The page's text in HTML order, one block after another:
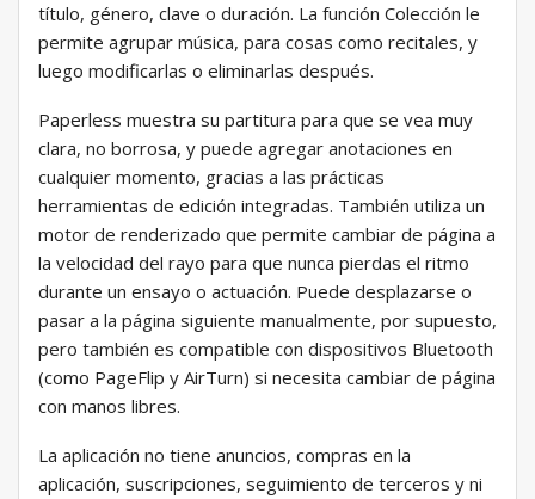
título, género, clave o duración. La función Colección le
permite agrupar música, para cosas como recitales, y
luego modificarlas o eliminarlas después.
Paperless muestra su partitura para que se vea muy
clara, no borrosa, y puede agregar anotaciones en
cualquier momento, gracias a las prácticas
herramientas de edición integradas. También utiliza un
motor de renderizado que permite cambiar de página a
la velocidad del rayo para que nunca pierdas el ritmo
durante un ensayo o actuación. Puede desplazarse o
pasar a la página siguiente manualmente, por supuesto,
pero también es compatible con dispositivos Bluetooth
(como PageFlip y AirTurn) si necesita cambiar de página
con manos libres.
La aplicación no tiene anuncios, compras en la
aplicación, suscripciones, seguimiento de terceros y ni